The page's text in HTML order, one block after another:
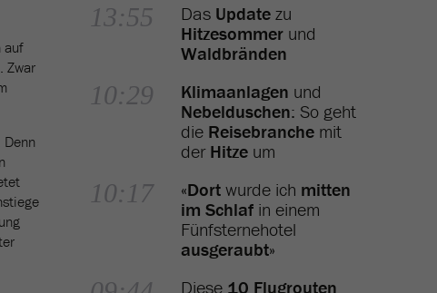
auf
Zwar
13:55 Das Update zu
Hitzesommer und
Waldbränden
10:29 Klimaanlagen und
Nebelduschen: So geht
die Reisebranche mit
der Hitze um
10:17 «Dort wurde ich mitten
im Schlaf in einem
Fünfsternehotel
ausgeraubt»
Diese 10 Flugrouten